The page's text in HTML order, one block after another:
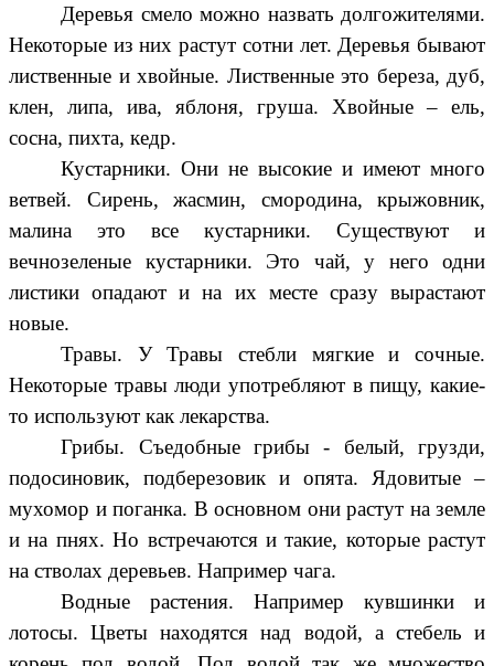
Деревья смело можно назвать долгожителями.
Некоторые из них растут сотни лет. Деревья бывают
лиственные и хвойные. Лиственные это береза, дуб,
клен, липа, ива, яблоня, груша. Хвойные – ель,
сосна, пихта, кедр.
Кустарники. Они не высокие и имеют много
ветвей. Сирень, жасмин, смородина, крыжовник,
малина это все кустарники. Существуют и
вечнозеленые кустарники. Это чай, у него одни
листики опадают и на их месте сразу вырастают
новые.
Травы. У Травы стебли мягкие и сочные.
Некоторые травы люди употребляют в пищу, какие-
то используют как лекарства.
Грибы. Съедобные грибы - белый, грузди,
подосиновик, подберезовик и опята. Ядовитые –
мухомор и поганка. В основном они растут на земле
и на пнях. Но встречаются и такие, которые растут
на стволах деревьев. Например чага.
Водные растения. Например кувшинки и
лотосы. Цветы находятся над водой, а стебель и